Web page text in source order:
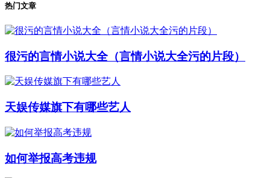
热门文章
很污的言情小说大全（言情小说大全污的片段）
天娱传媒旗下有哪些艺人
如何举报高考违规